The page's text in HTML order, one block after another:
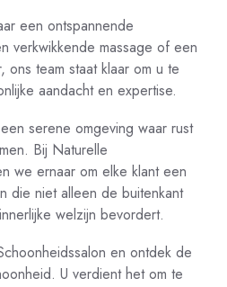
een ontspannende
verkwikkende massage of een
ons team staat klaar om u te
aandacht en expertise.
serene omgeving waar rust
Bij Naturelle
we ernaar om elke klant een
die niet alleen de buitenkant
welzijn bevordert.
en ontdek de
U verdient het om te